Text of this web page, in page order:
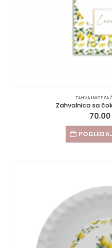
ZAHVALNICE SA
Zahvalnica sa
70.00